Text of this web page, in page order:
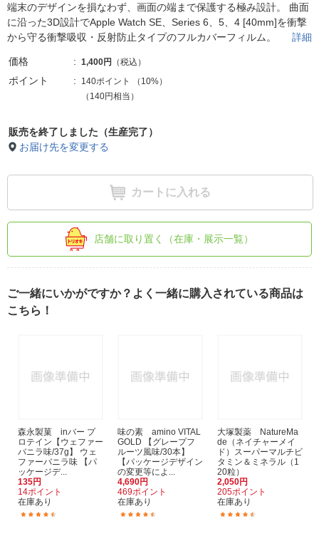
端末のデザインを損なわず、画面の端まで保護する極み設計。 曲面
に沿った3D設計でApple Watch SE、Series 6、5、4 [40mm]を衝撃
から守る衝撃吸収・反射防止タイプのフルカバーフィルム。 詳細
価格 1,400円 （税込）
ポイント 140ポイント （ 10%）
（140円相当）
販売を終了しました（生産完了）
お届け先を変更する
カートに入れる
店舗に取り置く（在庫・展示一覧）
ご一緒にいかがですか？よく一緒に購入されている商品は
こちら！
森永製菓 inバー プ
ロテイン【ウェファー
バニラ味/37g】 ウェ
ファーバニラ味 【パ
ッケージデ...
135円
14ポイント
在庫あり
味の素 amino VITAL
GOLD 【グレープフ
ルーツ風味/30本】
【パッケージデザイン
の変更等によ...
4,690円
469ポイント
在庫あり
大塚製薬 NatureMa
de（ネイチャーメイ
ド）スーパーマルチビ
タミン＆ミネラル（1
20粒）
2,050円
205ポイント
在庫あり